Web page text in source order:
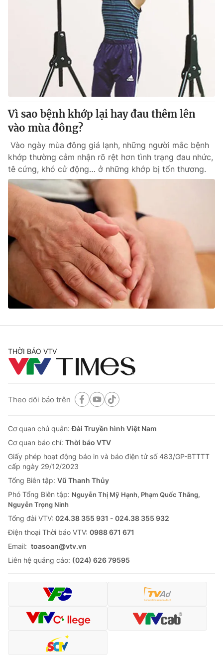
Vì sao bệnh khớp lại hay đau thêm lên
vào mùa đông?
Vào ngày mùa đông giá lạnh, những người mắc bệnh
khớp thường cảm nhận rõ rệt hơn tình trạng đau nhức,
tê cứng, khó cử động… ở những khớp bị tổn thương.
THỜI BÁO VTV
Theo dõi báo trên
Cơ quan chủ quản:Đài Truyền hình Việt Nam
Cơ quan báo chí: Thời báo VTV
Giấy phép hoạt động báo in và báo điện tử số 483/GP-BTTTT
cấp ngày 29/12/2023
Tổng Biên tập: Vũ Thanh Thủy
Phó Tổng Biên tập: Nguyễn Thị Mỹ Hạnh, Phạm Quốc Thắng,
Nguyễn Trọng Ninh
Tổng đài VTV: 024.38 355 931 - 024.38 355 932
Ðiện thoại Thời báo VTV: 0988 671 671
Email: toasoan@vtv.vn
Liên hệ quảng cáo: (024) 626 79595